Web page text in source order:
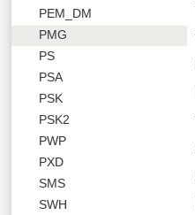
PEM_DM
PMG
PS
PSA
PSK
PSK2
PWP
PXD
SMS
SWH